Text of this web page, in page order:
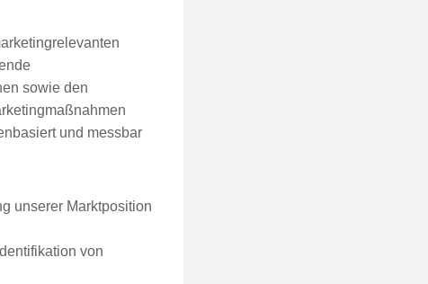
sowie den
und messbar
unserer Marktposition
von